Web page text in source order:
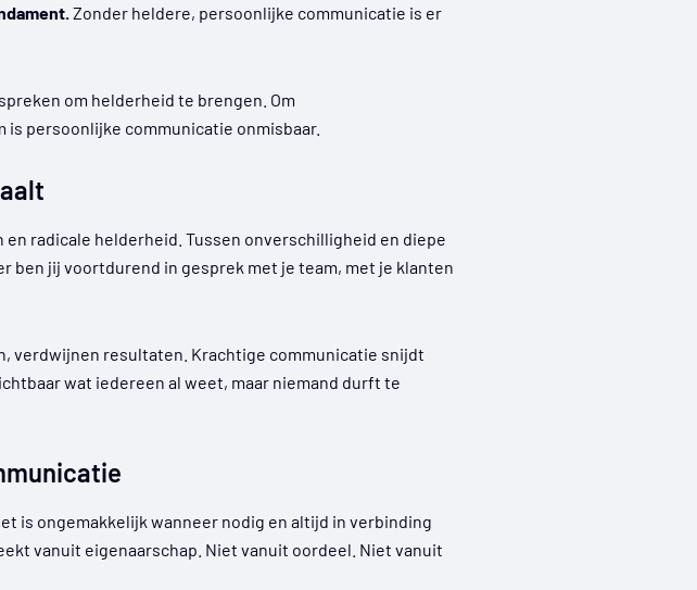
Zonder heldere, persoonlijke communicatie is er
om helderheid te brengen. Om
persoonlijke communicatie onmisbaar.
radicale helderheid. Tussen onverschilligheid en diepe
ben jij voortdurend in gesprek met je team, met je klanten
verdwijnen resultaten. Krachtige communicatie snijdt
wat iedereen al weet, maar niemand durft te
is ongemakkelijk wanneer nodig en altijd in verbinding
vanuit eigenaarschap. Niet vanuit oordeel. Niet vanuit